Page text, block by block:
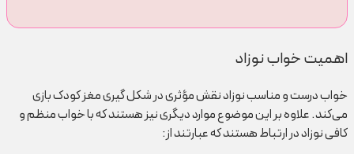
اهمیت خواب نوزاد
خواب درست و مناسب نوزاد نقش مؤثری در شکل گیری مغز کودک بازی
می‌کند. علاوه بر این موضوع موارد دیگری نیز هستند که با خواب منظم و
کافی نوزاد در ارتباط هستند که عبارتند از: